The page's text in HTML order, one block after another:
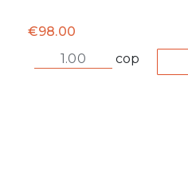
€98.00
cop